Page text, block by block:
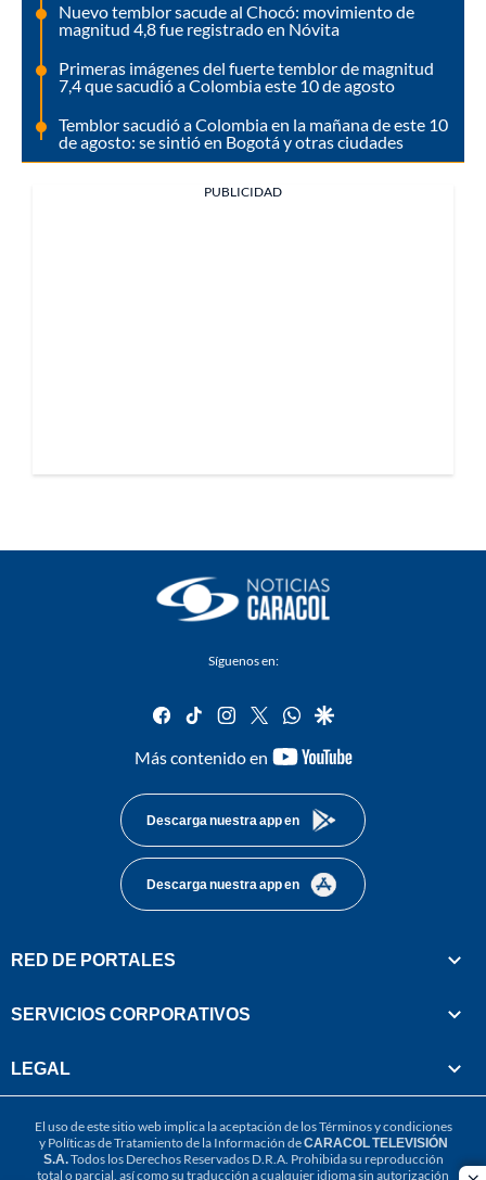
Nuevo temblor sacude al Chocó: movimiento de
magnitud 4,8 fue registrado en Nóvita
Primeras imágenes del fuerte temblor de magnitud
7,4 que sacudió a Colombia este 10 de agosto
Temblor sacudió a Colombia en la mañana de este 10
de agosto: se sintió en Bogotá y otras ciudades
PUBLICIDAD
Síguenos en:
facebook
tiktok instagram
twitterwhatsapp
google
Más contenido en
youtube-
Descarga nuestra app en
Descarga nuestra app en
RED DE PORTALES
SERVICIOS CORPORATIVOS
LEGAL
El uso de este sitio web implica la aceptación de losTérminos y condiciones
y Políticas de Tratamiento de la Información deCARACOL TELEVISIÓN
S.A.Todos los Derechos Reservados D.R.A. Prohibida su reproducción
total o parcial, así como su traducción a cualquier idioma sin autorización